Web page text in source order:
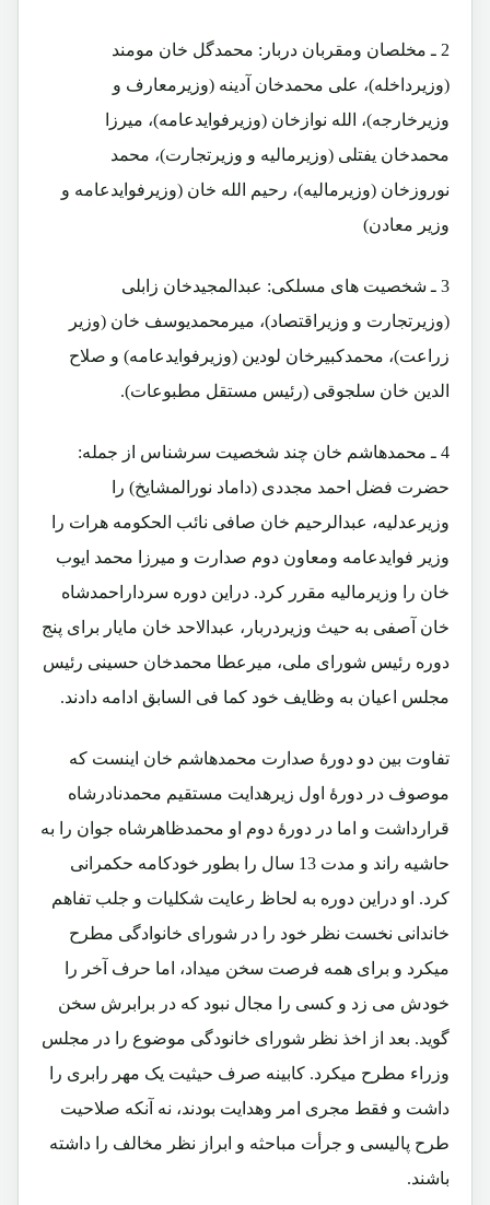
2 ـ مخلصان ومقربان دربار: محمدگل خان مومند
(وزیرداخله)، علی محمدخان آدینه (وزیرمعارف و
وزیرخارجه)، الله نوازخان (وزیرفوایدعامه)، میرزا
محمدخان یفتلی (وزیرمالیه و وزیرتجارت)، محمد
نوروزخان (وزیرمالیه)، رحیم الله خان (وزیرفوایدعامه و
وزیر معادن)
3 ـ شخصیت های مسلکی: عبدالمجیدخان زابلی
(وزیرتجارت و وزیراقتصاد)، میرمحمدیوسف خان (وزیر
زراعت)، محمدکبیرخان لودین (وزیرفوایدعامه) و صلاح
الدین خان سلجوقی (رئیس مستقل مطبوعات).
4 ـ محمدهاشم خان چند شخصیت سرشناس از جمله:
حضرت فضل احمد مجددی (داماد نورالمشایخ) را
وزیرعدلیه، عبدالرحیم خان صافی نائب الحکومه هرات را
وزیر فوایدعامه ومعاون دوم صدارت و میرزا محمد ایوب
خان را وزیرمالیه مقرر کرد. دراین دوره سرداراحمدشاه
خان آصفی به حیث وزیردربار، عبدالاحد خان مایار برای پنج
دوره رئیس شورای ملی، میرعطا محمدخان حسینی رئیس
مجلس اعیان به وظایف خود کما فی السابق ادامه دادند.
تفاوت بین دو دورۀ صدارت محمدهاشم خان اینست که
موصوف در دورۀ اول زیرهدایت مستقیم محمدنادرشاه
قرارداشت و اما در دورۀ دوم او محمدظاهرشاه جوان را به
حاشیه راند و مدت 13 سال را بطور خودکامه حکمرانی
کرد. او دراین دوره به لحاظ رعایت شکلیات و جلب تفاهم
خاندانی نخست نظر خود را در شورای خانوادگی مطرح
میکرد و برای همه فرصت سخن میداد، اما حرف آخر را
خودش می زد و کسی را مجال نبود که در برابرش سخن
گوید. بعد از اخذ نظر شورای خانودگی موضوع را در مجلس
وزراء مطرح میکرد. کابینه صرف حیثیت یک مهر رابری را
داشت و فقط مجری امر وهدایت بودند، نه آنکه صلاحیت
طرح پالیسی و جرأت مباحثه و ابراز نظر مخالف را داشته
باشند.